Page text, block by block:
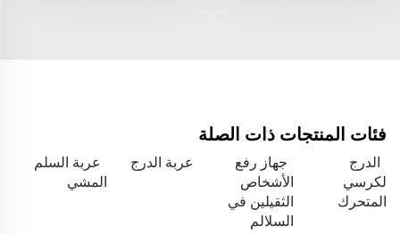
فئات المنتجات ذات الصلة
الدرج
لكرسي
المتحرك
جهاز رفع
الأشخاص
الثقيلين في
السلالم
عربة الدرج
عربة السلم
المشي